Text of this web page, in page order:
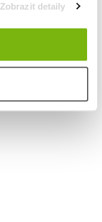
Zobrazit detaily